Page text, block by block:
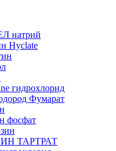
натрий
Hyclate
гидрохлорид
Фумарат
фосфат
ТАРТРАТ